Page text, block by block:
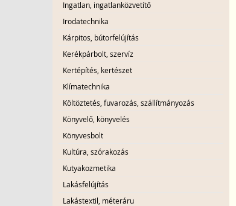
Ingatlan, ingatlanközvetítő
Irodatechnika
Kárpitos, bútorfelújítás
Kerékpárbolt, szervíz
Kertépítés, kertészet
Klímatechnika
Költöztetés, fuvarozás, szállítmányozás
Könyvelő, könyvelés
Könyvesbolt
Kultúra, szórakozás
Kutyakozmetika
Lakásfelújítás
Lakástextil, méteráru